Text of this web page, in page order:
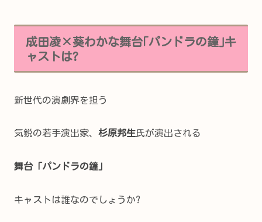
成田凌×葵わかな舞台｢パンドラの鐘｣キ
ャストは?
新世代の演劇界を担う
気鋭の若手演出家、 杉原邦生氏が演出される
舞台「パンドラの鐘」
キャストは誰なのでしょうか?